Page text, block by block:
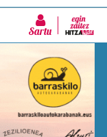
Sartu